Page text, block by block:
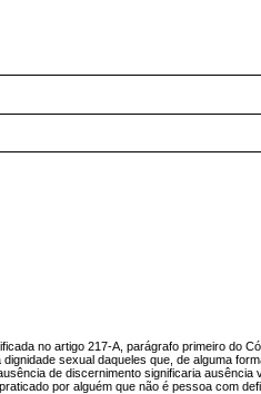
no artigo 217-A, parágrafo primeiro do
sexual daqueles que, de alguma
de discernimento significaria ausência
por alguém que não é pessoa com